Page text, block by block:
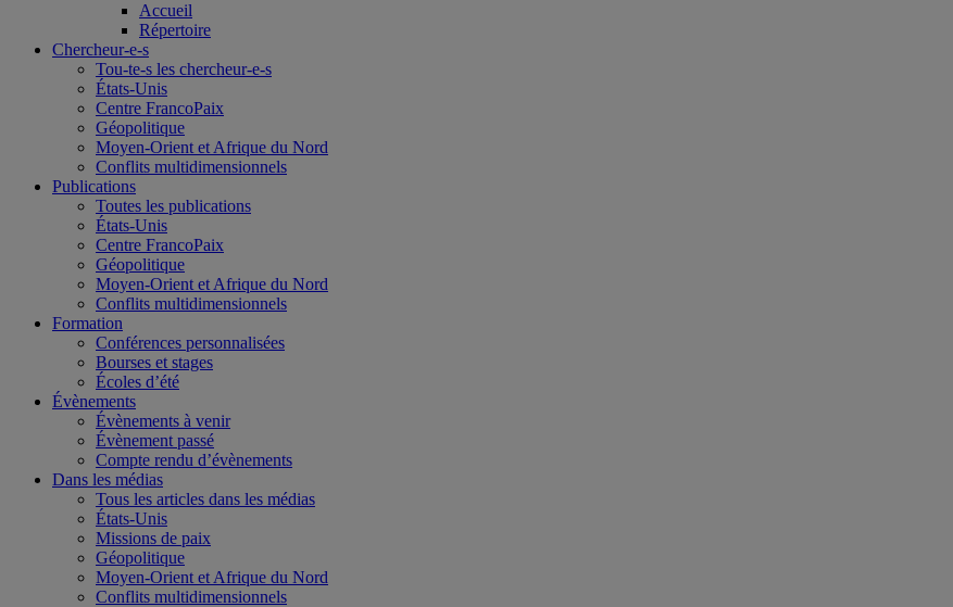
Accueil
Répertoire
Chercheur-e-s
Tou-te-s les chercheur-e-s
États-Unis
Centre FrancoPaix
Géopolitique
Moyen-Orient et Afrique du Nord
Conflits multidimensionnels
Publications
Toutes les publications
États-Unis
Centre FrancoPaix
Géopolitique
Moyen-Orient et Afrique du Nord
Conflits multidimensionnels
Formation
Conférences personnalisées
Bourses et stages
Écoles d’été
Évènements
Évènements à venir
Évènement passé
Compte rendu d’évènements
Dans les médias
Tous les articles dans les médias
États-Unis
Missions de paix
Géopolitique
Moyen-Orient et Afrique du Nord
Conflits multidimensionnels